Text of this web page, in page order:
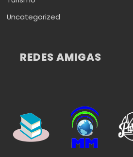
Uncategorized
REDES AMIGAS